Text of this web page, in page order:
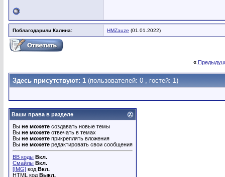
Поблагодарили Калина: HMZauze (01.01.2022)
«
Здесь присутствуют: 1 (пользователей: 0 , гостей: 1)
Ваши права в разделе
Вы не можете создавать новые темы
Вы не можете отвечать в темах
Вы не можете прикреплять вложения
Вы не можете редактировать свои сообщения
BB коды Вкл.
Смайлы Вкл.
[IMG] код Вкл.
HTML код Выкл.